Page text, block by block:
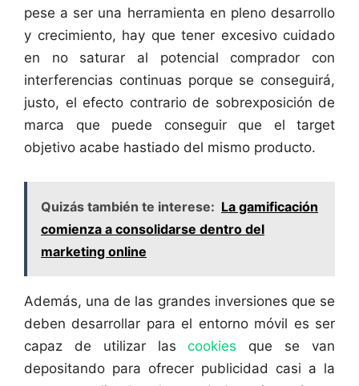
pese a ser una herramienta en pleno desarrollo
y crecimiento, hay que tener excesivo cuidado
en no saturar al potencial comprador con
interferencias continuas porque se conseguirá,
justo, el efecto contrario de sobrexposición de
marca que puede conseguir que el target
objetivo acabe hastiado del mismo producto.
Quizás también te interese: La gamificación
comienza a consolidarse dentro del
marketing online
Además, una de las grandes inversiones que se
deben desarrollar para el entorno móvil es ser
capaz de utilizar lascookies que se van
depositando para ofrecer publicidad casi a la